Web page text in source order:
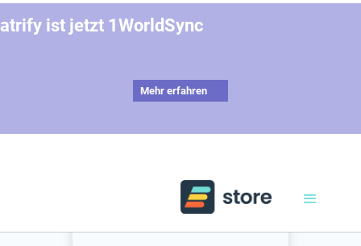
atrify ist jetzt 1WorldSync
Mehr erfahren
Bestellungen
abschließen